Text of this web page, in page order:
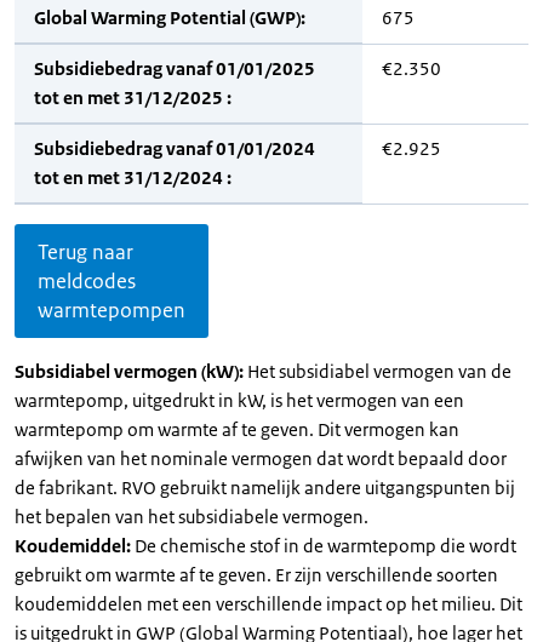
Global Warming Potential (GWP): 675
Subsidiebedrag vanaf 01/01/2025
tot en met 31/12/2025 :
€2.350
Subsidiebedrag vanaf 01/01/2024
tot en met 31/12/2024 :
€2.925
Terug naar
meldcodes
warmtepompen
Subsidiabel vermogen (kW): Het subsidiabel vermogen van de
warmtepomp, uitgedrukt in kW, is het vermogen van een
warmtepomp om warmte af te geven. Dit vermogen kan
afwijken van het nominale vermogen dat wordt bepaald door
de fabrikant. RVO gebruikt namelijk andere uitgangspunten bij
het bepalen van het subsidiabele vermogen.
Koudemiddel: De chemische stof in de warmtepomp die wordt
gebruikt om warmte af te geven. Er zijn verschillende soorten
koudemiddelen met een verschillende impact op het milieu. Dit
is uitgedrukt in GWP (Global Warming Potentiaal), hoe lager het